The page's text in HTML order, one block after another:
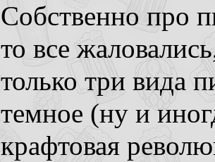
Собственно про
то все
только три вида
темное (ну и
крафтовая